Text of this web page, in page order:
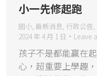
小一先修起跑
國小, 最新消息 行政公告
2024 年 4 月 1 日
Leave
孩子不是都能贏在
心，超重要上學趣